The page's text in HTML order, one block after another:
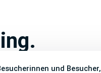
und Besucher,